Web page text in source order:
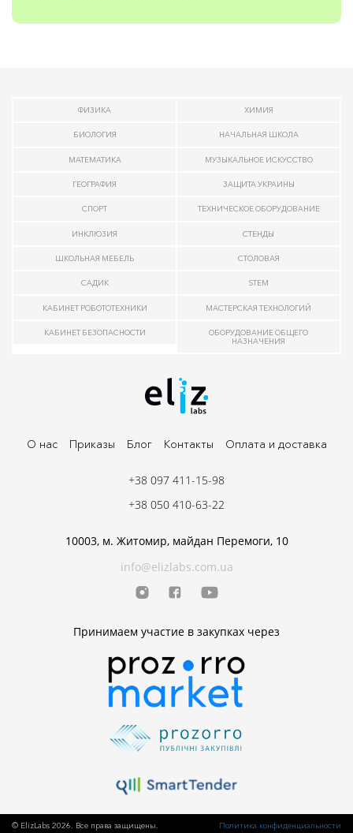
ФИЗИКА ХИМИЯ
БИОЛОГИЯ НАЧАЛЬНАЯ ШКОЛА
МАТЕМАТИКА МУЗЫКАЛЬНОЕ ИСКУССТВО
ГЕОГРАФИЯ ЗАЩИТА УКРАИНЫ
СПОРТ ТЕХНИЧЕСКОЕ ОБОРУДОВАНИЕ
ИНКЛЮЗИЯ СТЕНДЫ
ШКОЛЬНАЯ МЕБЕЛЬ СТОЛОВАЯ
САДИК STEM
КАБИНЕТ РОБОТОТЕХНИКИ МАСТЕРСКАЯ ТЕХНОЛОГИЙ
КАБИНЕТ БЕЗОПАСНОСТИ
ОБОРУДОВАНИЕ ОБЩЕГО
НАЗНАЧЕНИЯ
О нас Приказы Блог Контакты Оплата и доставка
10003, м. Житомир, майдан Перемоги, 10
info@elizlabs.com.ua
Принимаем участие в закупках через
+38 097 411-15-98
+38 050 410-63-22
© ElizLabs 2026. Все права защищены. Политика конфиденциальности